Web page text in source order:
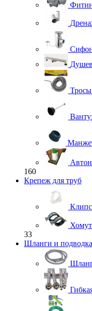
Тросы
160
Крепеж для труб
33
Шланги и подводка